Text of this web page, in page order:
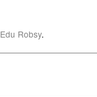
Edu Robsy.